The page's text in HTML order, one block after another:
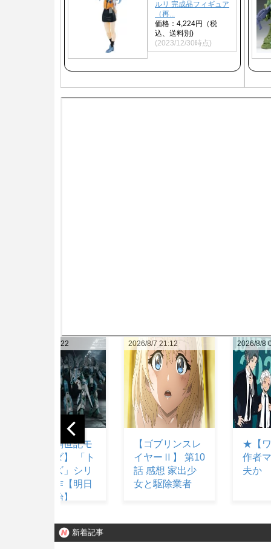
ルリ 完成品フィギュア
（再...
価格：4,224円（税
込、送料別)
(2023/12/30時点)
2026/8/8 05:12
★【ワートリ】
作者マジで大丈
夫か
2026/8/8
【フ
ン】
ロボ
2026/8/7 21:12
【ゴブリンスレ
イヤーⅡ】 第10
話 感想 家出少
女と駆除業者
新着記事